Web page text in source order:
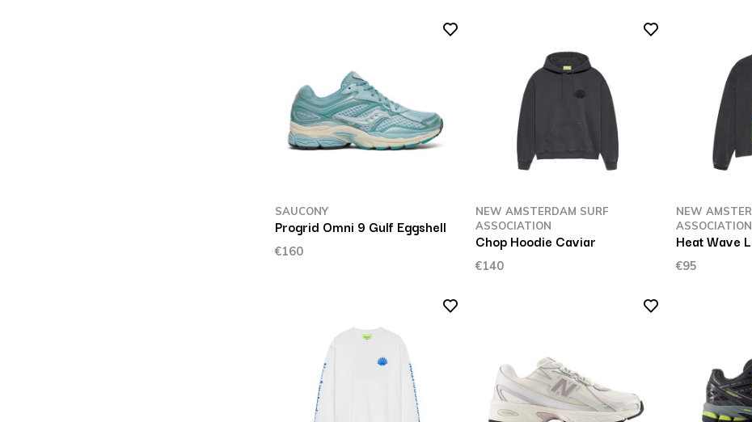
SAUCONY
Progrid Omni 9 Gulf Eggshell
€160
NEW AMSTERDAM SURF
ASSOCIATION
Chop Hoodie Caviar
€140
NEW
ASSOCIATION
Heat Wave
€95